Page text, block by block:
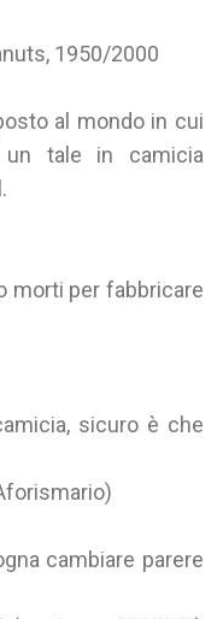
1950/2000
al mondo in cui
tale in camicia
morti per fabbricare
sicuro è che
cambiare parere